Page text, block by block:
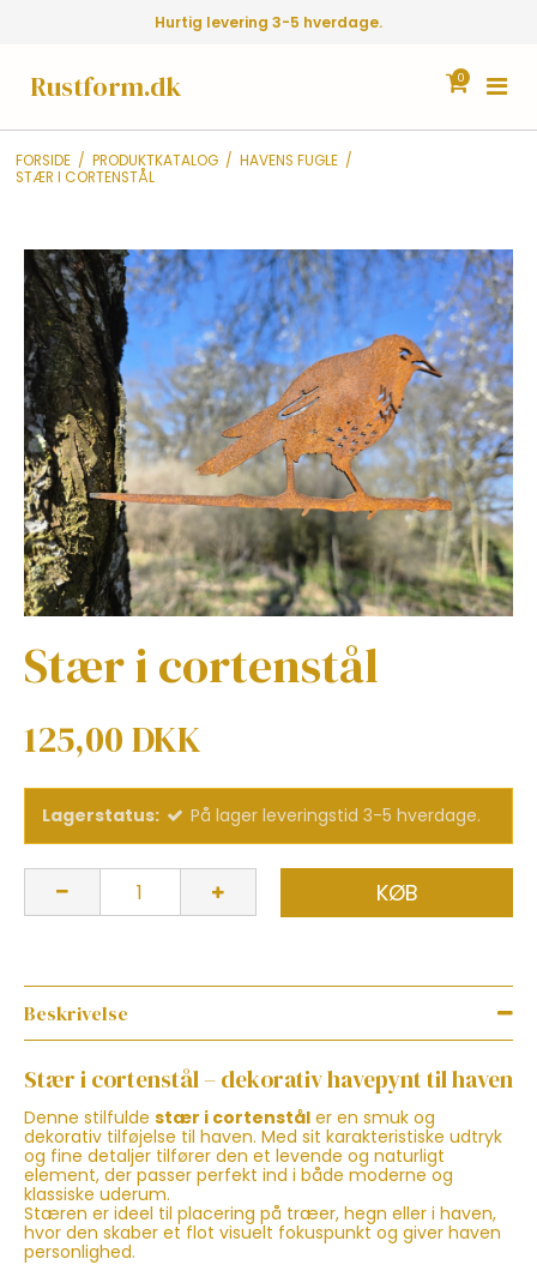
Hurtig levering 3-5 hverdage.
Rustform.dk 0
FORSIDE / PRODUKTKATALOG / HAVENS FUGLE /
STÆR I CORTENSTÅL
Stær i cortenstål
125,00 DKK
Lagerstatus: På lager leveringstid 3-5 hverdage.
KØB
Beskrivelse
Stær i cortenstål – dekorativ havepynt til haven
Denne stilfulde stær i cortenstål er en smuk og
dekorativ tilføjelse til haven. Med sit karakteristiske udtryk
og fine detaljer tilfører den et levende og naturligt
element, der passer perfekt ind i både moderne og
klassiske uderum.
Stæren er ideel til placering på træer, hegn eller i haven,
hvor den skaber et flot visuelt fokuspunkt og giver haven
personlighed.